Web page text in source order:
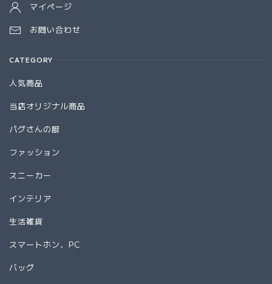
マイページ
お問い合わせ
CATEGORY
人気商品
当店オリジナル商品
パグさんの服
ファッション
スニーカー
インテリア
生活雑貨
スマートホン、PC
バッグ